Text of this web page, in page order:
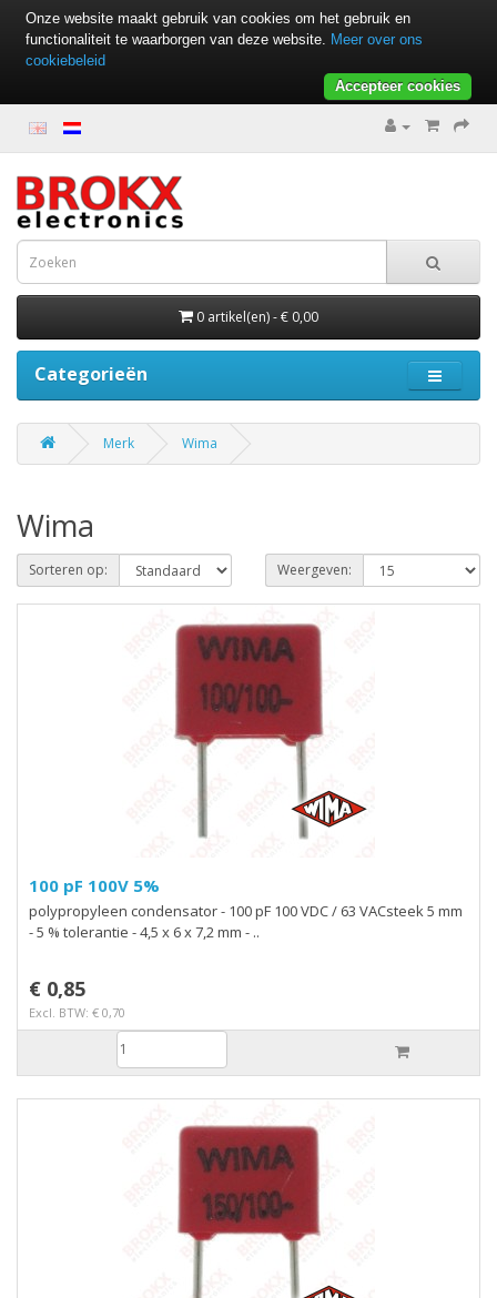
0 artikel(en) - € 0,00
Categorieën
Merk Wima
Wima
Sorteren op: Weergeven:
100 pF 100V 5%
polypropyleen condensator - 100 pF 100 VDC / 63 VACsteek 5 mm
- 5 % tolerantie - 4,5 x 6 x 7,2 mm - ..
€ 0,85
Excl. BTW: € 0,70
Onze website maakt gebruik van cookies om het gebruik en
functionaliteit te waarborgen van deze website. Meer over ons
cookiebeleid
Accepteer cookies